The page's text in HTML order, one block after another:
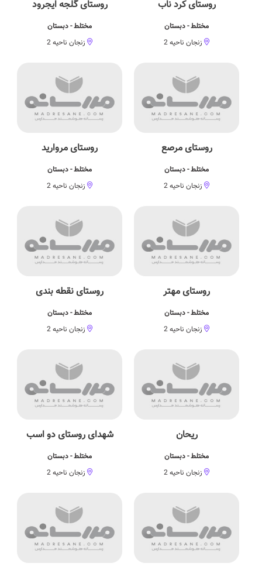
روستای کرد ناب
مختلط - دبستان
زنجان ناحیه 2
روستای گلجه ایجرود
مختلط - دبستان
زنجان ناحیه 2
روستای مرصع
مختلط - دبستان
زنجان ناحیه 2
روستای مروارید
مختلط - دبستان
زنجان ناحیه 2
روستای مهتر
مختلط - دبستان
زنجان ناحیه 2
روستای نقطه بندی
مختلط - دبستان
زنجان ناحیه 2
ریحان
مختلط - دبستان
زنجان ناحیه 2
شهدای روستای دو اسب
مختلط - دبستان
زنجان ناحیه 2